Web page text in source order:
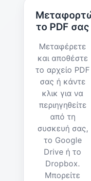
το PDF σας
Μεταφέρετε
και αποθέστε
το αρχείο PDF
σας ή κάντε
κλικ για να
περιηγηθείτε
από τη
συσκευή σας,
το Google
Drive ή το
Dropbox.
Μπορείτε